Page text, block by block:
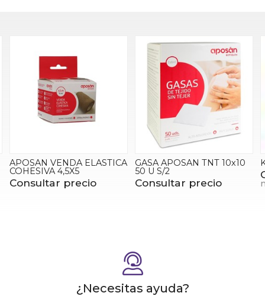
GASA APOSAN TNT 10x10
50 U S/2
Consultar precio
KINESIO TAPE CURESAN
Consultar precio
más variaciones
¿Necesitas ayuda?